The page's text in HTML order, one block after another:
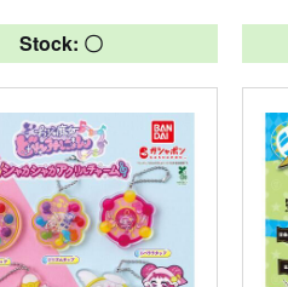
Stock: 〇